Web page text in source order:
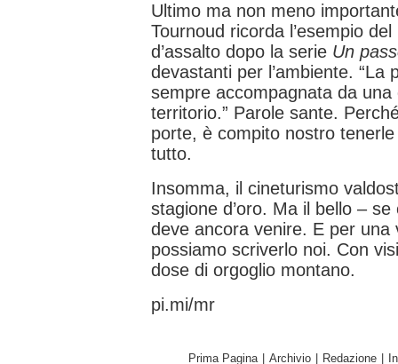
Ultimo ma non meno
Tournoud ricorda l’esempio del
d’assalto dopo la serie Un
devastanti per l’ambiente. “La
sempre accompagnata da
territorio.” Parole sante.
porte, è compito nostro
tutto.
Insomma, il cineturismo
stagione d’oro. Ma il bello –
deve ancora venire. E per una
possiamo scriverlo noi. Con
dose di orgoglio montano.
pi.mi/mr
Prima Pagina Archivio Redazione